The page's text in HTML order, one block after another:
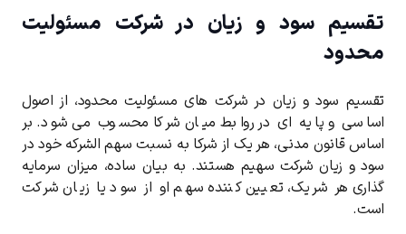
تقسیم سود و زیان در شرکت مسئولیت
محدود
تقسیم سود و زیان در شرکت‌ های مسئولیت محدود، از اصول
اساسی و پایه ‌ای در روابط میان شرکا محسوب می ‌شود. بر
اساس قانون مدنی، هر یک از شرکا به نسبت سهم ‌الشرکه خود در
سود و زیان شرکت سهیم هستند. به بیان ساده، میزان سرمایه
‌گذاری هر شریک، تعیین ‌کننده سهم او از سود یا زیان شرکت
است.